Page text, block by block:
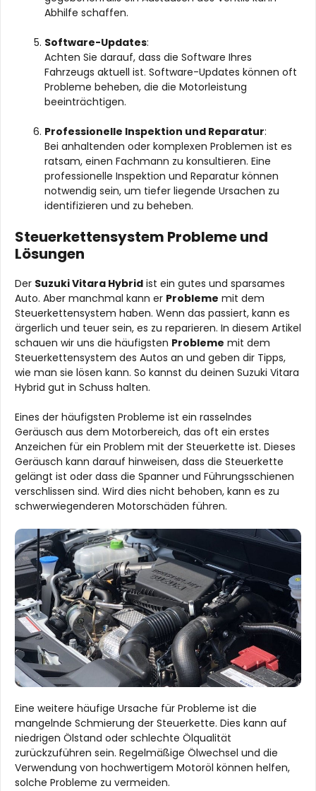
Abhilfe schaffen.
Software-Updates:
Achten Sie darauf, dass die Software Ihres
Fahrzeugs aktuell ist. Software-Updates können oft
Probleme beheben, die die Motorleistung
beeinträchtigen.
Professionelle Inspektion und Reparatur:
Bei anhaltenden oder komplexen Problemen ist es
ratsam, einen Fachmann zu konsultieren. Eine
professionelle Inspektion und Reparatur können
notwendig sein, um tiefer liegende Ursachen zu
identifizieren und zu beheben.
Steuerkettensystem Probleme und
Lösungen
Der Suzuki Vitara Hybrid ist ein gutes und sparsames
Auto. Aber manchmal kann er Probleme mit dem
Steuerkettensystem haben. Wenn das passiert, kann es
ärgerlich und teuer sein, es zu reparieren. In diesem Artikel
schauen wir uns die häufigsten Probleme mit dem
Steuerkettensystem des Autos an und geben dir Tipps,
wie man sie lösen kann. So kannst du deinen Suzuki Vitara
Hybrid gut in Schuss halten.
Eines der häufigsten Probleme ist ein rasselndes
Geräusch aus dem Motorbereich, das oft ein erstes
Anzeichen für ein Problem mit der Steuerkette ist. Dieses
Geräusch kann darauf hinweisen, dass die Steuerkette
gelängt ist oder dass die Spanner und Führungsschienen
verschlissen sind. Wird dies nicht behoben, kann es zu
schwerwiegenderen Motorschäden führen.
Eine weitere häufige Ursache für Probleme ist die
mangelnde Schmierung der Steuerkette. Dies kann auf
niedrigen Ölstand oder schlechte Ölqualität
zurückzuführen sein. Regelmäßige Ölwechsel und die
Verwendung von hochwertigem Motoröl können helfen,
solche Probleme zu vermeiden.